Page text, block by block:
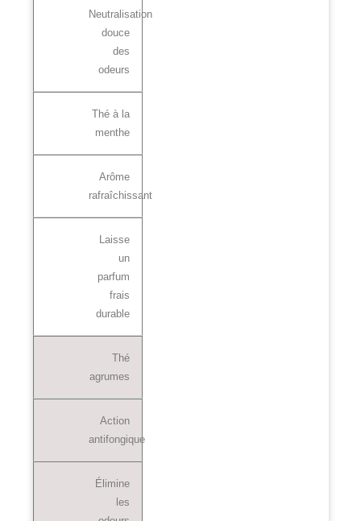
Neutralisation
douce
des
odeurs
Thé à la
menthe
Arôme
rafraîchissant
Laisse
un
parfum
frais
durable
Thé
agrumes
Action
antifongique
Élimine
les